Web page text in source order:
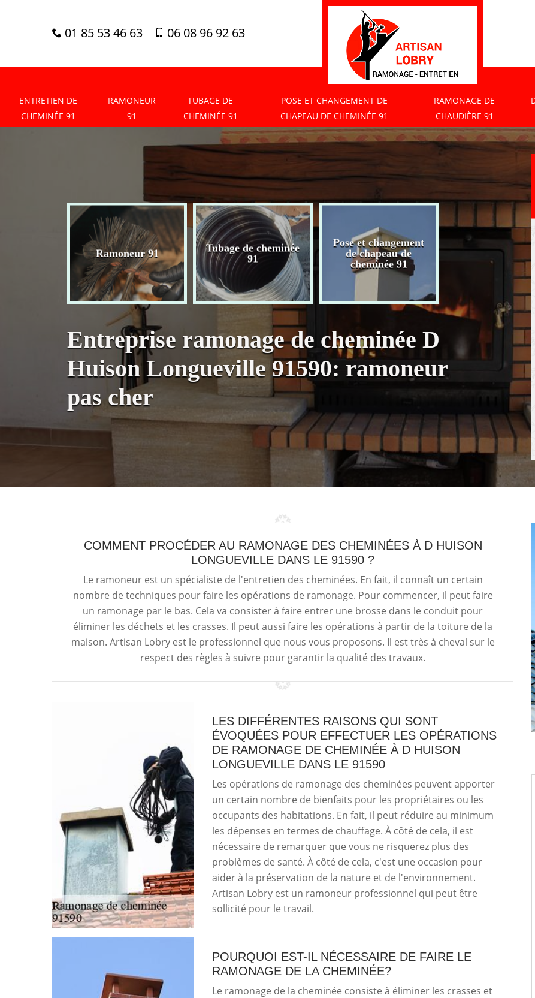
01 85 53 46 63 06 08 96 92 63
ENTRETIEN DE
CHEMINÉE 91
RAMONEUR
91
TUBAGE DE
CHEMINÉE 91
POSE ET CHANGEMENT DE
CHAPEAU DE CHEMINÉE 91
RAMONAGE DE
CHAUDIÈRE 91
Ramoneur 91
Tubage de cheminée
91
Pose et changement
de chapeau de
cheminée 91
Ramonage de
chaudière 91
Entreprise ramonage de cheminée D
Huison Longueville 91590: ramoneur
pas cher
COMMENT PROCÉDER AU RAMONAGE DES CHEMINÉES À D HUISON
LONGUEVILLE DANS LE 91590 ?
Le ramoneur est un spécialiste de l'entretien des cheminées. En fait, il connaît un certain
nombre de techniques pour faire les opérations de ramonage. Pour commencer, il peut faire
un ramonage par le bas. Cela va consister à faire entrer une brosse dans le conduit pour
éliminer les déchets et les crasses. Il peut aussi faire les opérations à partir de la toiture de la
maison. Artisan Lobry est le professionnel que nous vous proposons. Il est très à cheval sur le
respect des règles à suivre pour garantir la qualité des travaux.
LES DIFFÉRENTES RAISONS QUI SONT
ÉVOQUÉES POUR EFFECTUER LES OPÉRATIONS
DE RAMONAGE DE CHEMINÉE À D HUISON
LONGUEVILLE DANS LE 91590
Les opérations de ramonage des cheminées peuvent apporter
un certain nombre de bienfaits pour les propriétaires ou les
occupants des habitations. En fait, il peut réduire au minimum
les dépenses en termes de chauffage. À côté de cela, il est
nécessaire de remarquer que vous ne risquerez plus des
problèmes de santé. À côté de cela, c'est une occasion pour
aider à la préservation de la nature et de l'environnement.
Artisan Lobry est un ramoneur professionnel qui peut être
sollicité pour le travail.
POURQUOI EST-IL NÉCESSAIRE DE FAIRE LE
RAMONAGE DE LA CHEMINÉE?
Le ramonage de la cheminée consiste à éliminer les crasses et